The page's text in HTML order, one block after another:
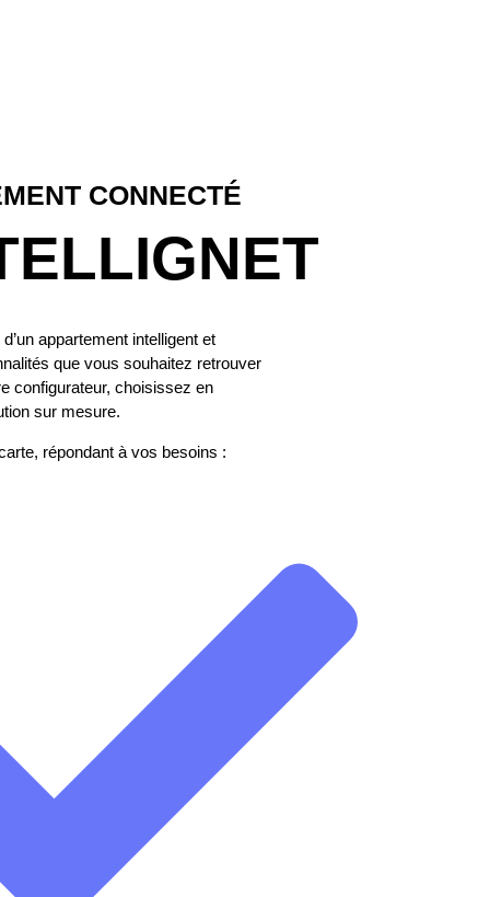
CONNECTÉ
appartement intelligent et
que vous souhaitez retrouver
configurateur, choisissez en
sur mesure.
répondant à vos besoins :